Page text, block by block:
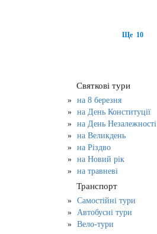
Ще 10
Святкові тури
на 8 березня
на День Конституції
на День Незалежності
на Великдень
на Різдво
на Новий рік
на травневі
Транспорт
Самостійні тури
Автобусні тури
Вело-тури